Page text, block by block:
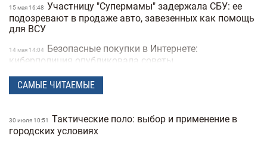
15 мая 16:48 Участницу "Супермамы" задержала СБУ: ее
подозревают в продаже авто, завезенных как помощь
для ВСУ
14 мая 14:04 Безопасные покупки в Интернете:
киберполиция опубликовала советы
28 апреля 16:14 Украинец побил мировой рекорд: сотрудник
морга сделал 230 татуировок костей и стал "живым
24 марта 14:40
Мужчины влюбляются быстрее, а женщины
— сильнее: исследование Biology of Sex Differences
САМЫЕ ЧИТАЕМЫЕ
30 июля 10:51
Тактические поло: выбор и применение в
городских условиях